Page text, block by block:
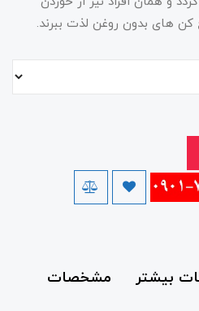
های بدون روغن لذت ببرند.
بیشتر مشخصات